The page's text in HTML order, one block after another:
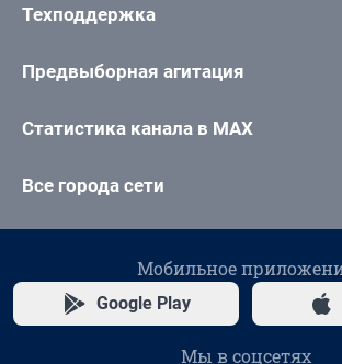
Техподдержка
Предвыборная агитация
Статистика канала в MAX
Все города сети
Мобильное
Google Play
Мы в соцсетях